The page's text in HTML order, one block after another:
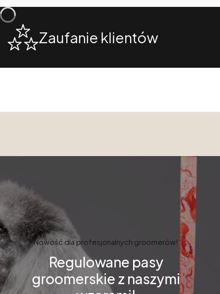
Zaufanie klientów
Nowość dla profesjonalnych groomerów!
Regulowane pasy
groomerskie z naszymi